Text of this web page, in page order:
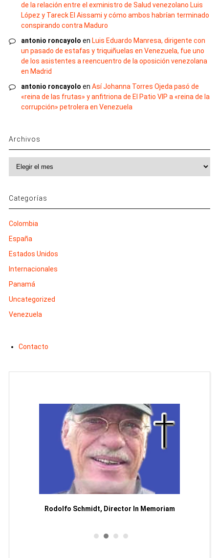
de la relación entre el exministro de Salud venezolano Luis
López y Tareck El Aissami y cómo ambos habrían terminado
conspirando contra Maduro
antonio roncayolo en Luis Eduardo Manresa, dirigente con
un pasado de estafas y triquiñuelas en Venezuela, fue uno
de los asistentes a reencuentro de la oposición venezolana
en Madrid
antonio roncayolo en Así Johanna Torres Ojeda pasó de
«reina de las frutas» y anfitriona de El Patio VIP a «reina de la
corrupción» petrolera en Venezuela
Archivos
Categorías
Colombia
España
Estados Unidos
Internacionales
Panamá
Uncategorized
Venezuela
Contacto
Rodolfo Schmidt, Director In Memoriam